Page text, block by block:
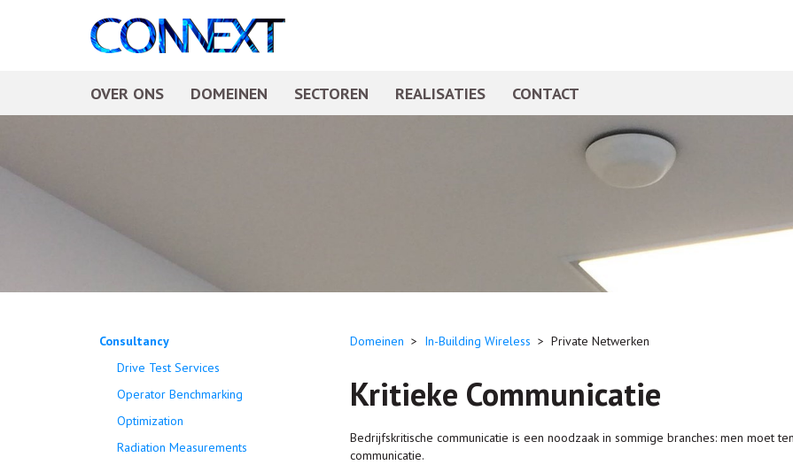
OVER ONS DOMEINEN SECTOREN REALISATIES CONTACT
Consultancy
Drive Test Services
Operator Benchmarking
Optimization
Radiation Measurements
Domeinen > In-Building Wireless > Private Netwerken
Kritieke Communicatie
Bedrijfskritische communicatie is een noodzaak in sommige branches: men moet
communicatie.